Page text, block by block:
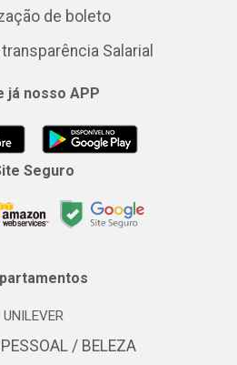
de boleto
Salarial
já nosso APP
Seguro
UNILEVER
/ BELEZA